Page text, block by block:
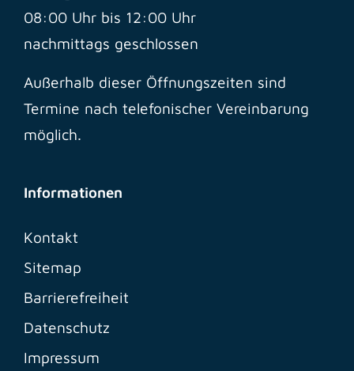
08:00 Uhr bis 12:00 Uhr
nachmittags geschlossen
Außerhalb dieser Öffnungszeiten sind
Termine nach telefonischer Vereinbarung
möglich.
Informationen
Kontakt
Sitemap
Barrierefreiheit
Datenschutz
Impressum